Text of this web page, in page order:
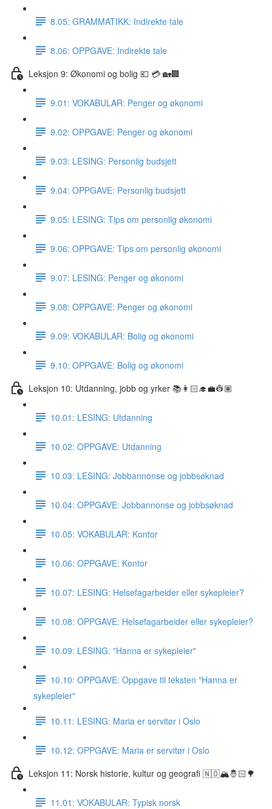
8.05: GRAMMATIKK: Indirekte tale
8.06: OPPGAVE: Indirekte tale
Leksjon 9: Økonomi og bolig 💶 💳 🏡🏢
9.01: VOKABULAR: Penger og økonomi
9.02: OPPGAVE: Penger og økonomi
9.03: LESING: Personlig budsjett
9.04: OPPGAVE: Personlig budsjett
9.05: LESING: Tips om personlig økonomi
9.06: OPPGAVE: Tips om personlig økonomi
9.07: LESING: Penger og økonomi
9.08: OPPGAVE: Penger og økonomi
9.09: VOKABULAR: Bolig og økonomi
9.10: OPPGAVE: Bolig og økonomi
Leksjon 10: Utdanning, jobb og yrker 📚👩🏻‍🎓💼👷🏽
10.01: LESING: Utdanning
10.02: OPPGAVE: Utdanning
10.03: LESING: Jobbannonse og jobbsøknad
10.04: OPPGAVE: Jobbannonse og jobbsøknad
10.05: VOKABULAR: Kontor
10.06: OPPGAVE: Kontor
10.07: LESING: Helsefagarbeider eller sykepleier?
10.08: OPPGAVE: Helsefagarbeider eller sykepleier?
10.09: LESING: "Hanna er sykepleier"
10.10: OPPGAVE: Oppgave til teksten "Hanna er
sykepleier"
10.11: LESING: Maria er servitør i Oslo
10.12: OPPGAVE: Maria er servitør i Oslo
Leksjon 11: Norsk historie, kultur og geografi 🇳🇴🏔🤴🏻🌳
11.01: VOKABULAR: Typisk norsk